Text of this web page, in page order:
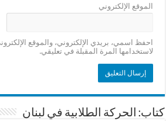
الموقع الإلكتروني
احفظ اسمي، بريدي الإلكتروني، والموقع
لاستخدامها المرة المقبلة في تعليقي.
كتاب: الحركة الطلابية في لبنان